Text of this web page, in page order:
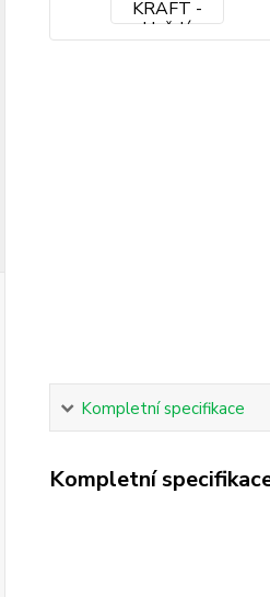
Kompletní specifikace
Kompletní